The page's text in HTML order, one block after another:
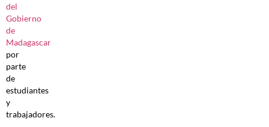
del
Gobierno
de
Madagascar
por
parte
de
estudiantes
y
trabajadores.